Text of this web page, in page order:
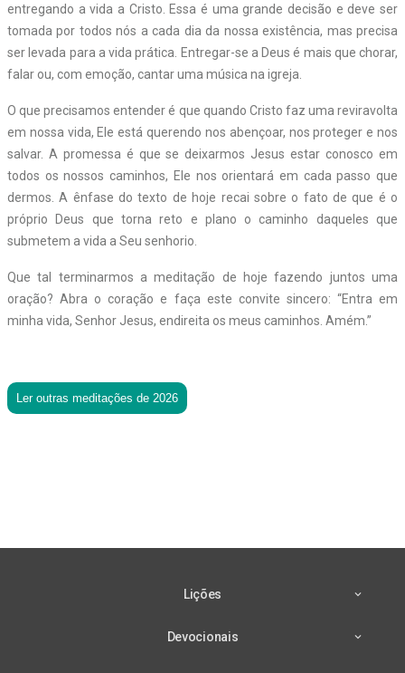
entregando a vida a Cristo. Essa é uma grande decisão e deve ser
tomada por todos nós a cada dia da nossa existência, mas precisa
ser levada para a vida prática. Entregar-se a Deus é mais que chorar,
falar ou, com emoção, cantar uma música na igreja.
O que precisamos entender é que quando Cristo faz uma reviravolta
em nossa vida, Ele está querendo nos abençoar, nos proteger e nos
salvar. A promessa é que se deixarmos Jesus estar conosco em
todos os nossos caminhos, Ele nos orientará em cada passo que
dermos. A ênfase do texto de hoje recai sobre o fato de que é o
próprio Deus que torna reto e plano o caminho daqueles que
submetem a vida a Seu senhorio.
Que tal terminarmos a meditação de hoje fazendo juntos uma
oração? Abra o coração e faça este convite sincero: “Entra em
minha vida, Senhor Jesus, endireita os meus caminhos. Amém.”
Ler outras meditações de 2026
Lições
Devocionais